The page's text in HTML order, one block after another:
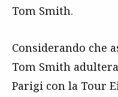
Tom Smith.
Considerando che
Tom Smith
Parigi con la Tour